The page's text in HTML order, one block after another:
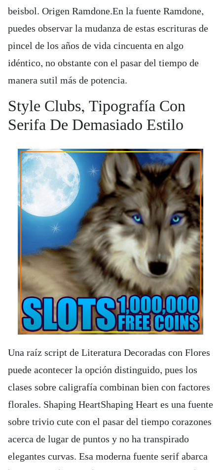
beisbol. Origen Ramdone.En la fuente Ramdone,
puedes observar la mudanza de estas escrituras de
pincel de los años de vida cincuenta en algo
idéntico, no obstante con el pasar del tiempo de
manera sutil más de potencia.
Style Clubs, Tipografía Con
Serifa De Demasiado Estilo
Una raíz script de Literatura Decoradas con Flores
puede acontecer la opción distinguido, pues los
clases sobre caligrafía combinan bien con factores
florales. Shaping HeartShaping Heart es una fuente
sobre trivio cute con el pasar del tiempo corazones
acerca de lugar de puntos y no ha transpirado
elegantes curvas. Esa moderna fuente serif abarca